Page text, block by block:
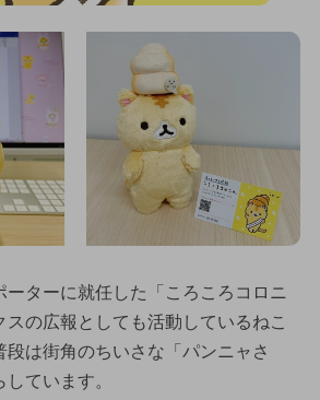
ーターに就任した「ころころコロニ
スの広報としても活動しているねこ
は街角のちいさな「パンニャさ
ています。